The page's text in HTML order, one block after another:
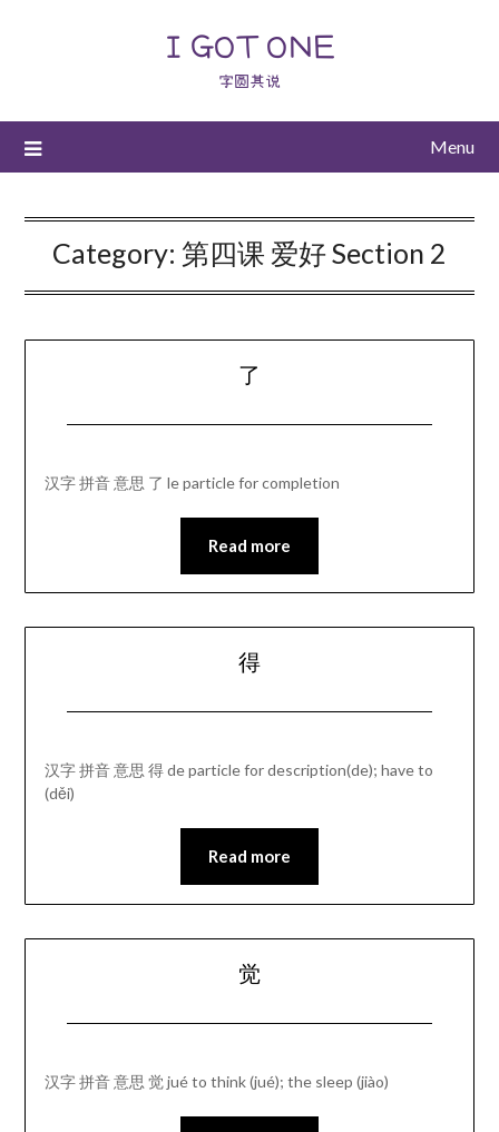
I GOT ONE
字圆其说
Menu
Category: 第四课 爱好 Section 2
了
汉字 拼音 意思 了 le particle for completion
Read more
得
汉字 拼音 意思 得 de particle for description(de); have to
(děi)
Read more
觉
汉字 拼音 意思 觉 jué to think (jué); the sleep (jiào)